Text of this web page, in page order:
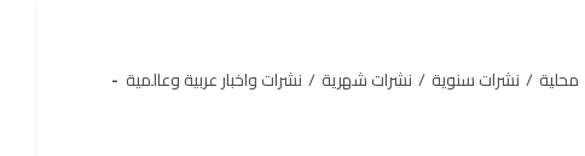
محلية / نشرات سنوية / نشرات شهرية / نشرات واخبار عربية وعالمية